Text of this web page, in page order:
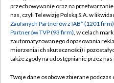
Abonament TVP
Emisja w TVP
Centrum informacji TVP
Naziemna Telewizja
Polityka
Moje
przechowywanie oraz na
nas, czyli Telewizję Polską S.A. w
Zaufanych Partnerów z IAB* (1201 firm)
Partnerów TVP (93 firm), w celach
zautomatyzowanego dopasowania
mierzenia ich skuteczności) i
także zgody na udostępnianie przez
Twoje dane osobowe zbierane